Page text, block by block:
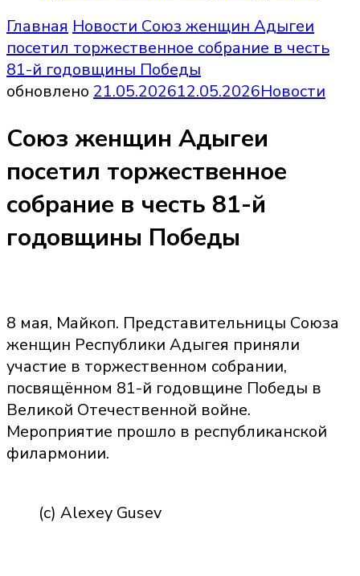
Главная Новости Союз женщин Адыгеи
посетил торжественное собрание в честь
81-й годовщины Победы
обновлено 21.05.202612.05.2026Новости
Союз женщин Адыгеи
посетил торжественное
собрание в честь 81-й
годовщины Победы
8 мая, Майкоп. Представительницы Союза
женщин Республики Адыгея приняли
участие в торжественном собрании,
посвящённом 81-й годовщине Победы в
Великой Отечественной войне.
Мероприятие прошло в республиканской
филармонии.
(c) Alexey Gusev